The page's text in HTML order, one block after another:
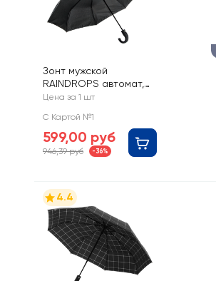
Зонт мужской
RAINDROPS автомат,
Арт. RDL2318
Цена за 1 шт
С Картой №1
599,00 руб
946,39 руб -36%
4.4